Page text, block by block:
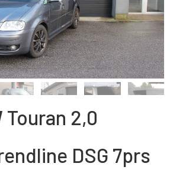
Touran 2,0
DSG 7prs